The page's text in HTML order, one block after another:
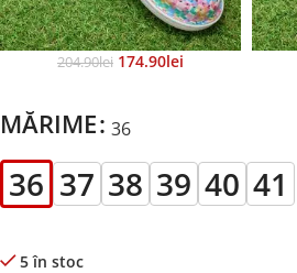
204.90Lei 174.90Lei
MĂRIME 36
36 37 38 39 40 41
5 în stoc